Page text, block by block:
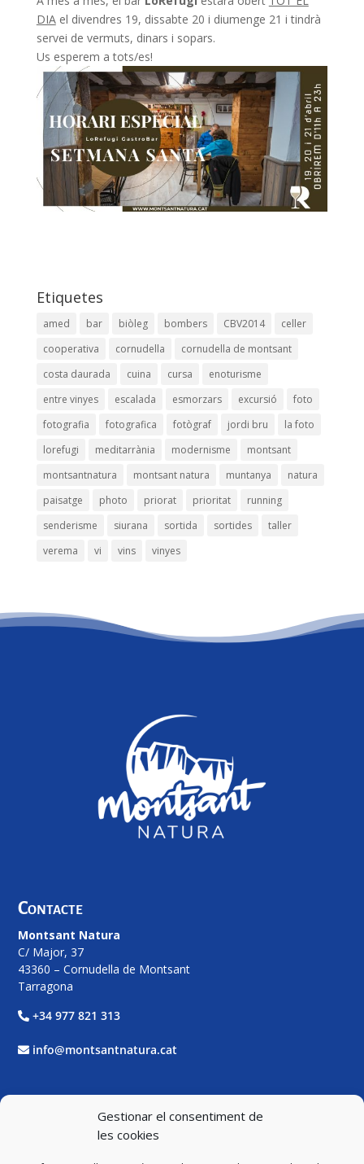
Gestionar el consentiment de
les cookies
DIAel divendres 19, dissabte 20 i diumenge 21 i tindrà
servei de vermuts, dinars i sopars.
Us esperem a tots/es!
Etiquetes
amed bar biòleg bombers CBV2014
celler
cooperativa
cornudella
cornudella de montsant
costa daurada
cuina cursa
enoturisme
entre vinyes
escalada esmorzars excursió
foto
fotografia
fotografica fotògraf jordi bru
la foto
lorefugi
meditarrània modernisme
montsant
montsantnatura
montsant natura muntanya
natura
paisatge
photo priorat prioritat
running
senderisme
siurana sortida sortides
taller
verema
vi vins vinyes
Contacte
Montsant Natura
C/ Major, 37
43360 – Cornudella de Montsant
Tarragona
+34 977 821 313
info@montsantnatura.cat
Facebook